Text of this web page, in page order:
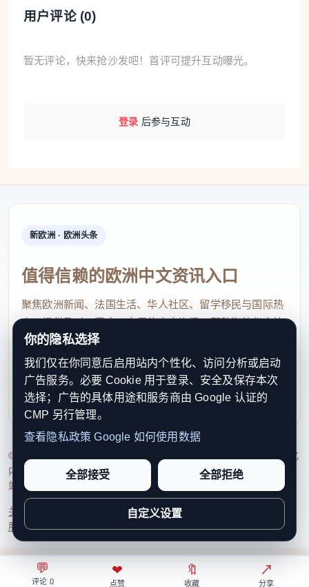
💬
评论 0
❤
点赞
🔖
收藏
↗
分享
厅”，这些风格各异的公共空间，共同诉说着楠溪江人
水人居分会场的璀璨“明珠”。
在永嘉岩头，藏着一个明代建成的“乡村版西湖”
因古人巧思，变身楠溪江中游规模最大、景致最美的
处。
明嘉靖年间，岩头村金姓第八世祖桂林公为解村
庄地势高、易旱之忧，带领村民筑寨墙蓄水成湖，命
名“丽水湖”。但这位智者并不止步于实用——他在湖
中堆琴屿岛、植花木，湖畔建塔修庙，堤上盖亭连
桥，硬是将水库打造成融合湖、岛、山、塔、亭、桥
的山水画卷。
如今，岩头著名的“金山十景”中，有八景集中于
此：春日的“长堤春晓”、夏夜的“塔湖印月”、秋日的
“水亭秋月”……四季皆成诗。
园林中最有趣的建筑当属堤上的接官亭。这座重
用户评论 (0)
暂无评论，快来抢沙发吧！首评可提升互动曝光。
登录 后参与互动
新欧洲 · 欧洲头条
值得信赖的欧洲中文资讯入口
聚焦欧洲新闻、法国生活、华人社区、留学移民与国际热
点，提供及时、真实、实用的中文资讯，帮助海外华人快
速了解欧洲动态。
contact@xinouzhou.com
服务支持、版权与合作：工作日优先处理站务、投稿与权
利通知
© 2026 新欧洲·欧洲头条. All Rights Reserved. 本网站持续优化
内容透明度、联系方式与用户权利说明，以提升品牌信任感和
站点完整度。
关于我们 编辑规范日期归档隐私政策
服务条款联系我们
你的隐私选择
我们仅在你同意后启用站内个性化、访问分析或启动
广告服务。必要 Cookie 用于登录、安全及保存本次
选择；广告的具体用途和服务商由 Google 认证的
CMP 另行管理。
查看隐私政策 Google 如何使用数据
全部接受 全部拒绝
自定义设置
⌂
首页
◎
关注
↗
热榜
○
我的